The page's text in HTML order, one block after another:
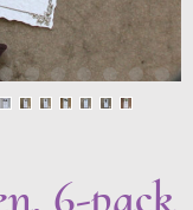
6-pack